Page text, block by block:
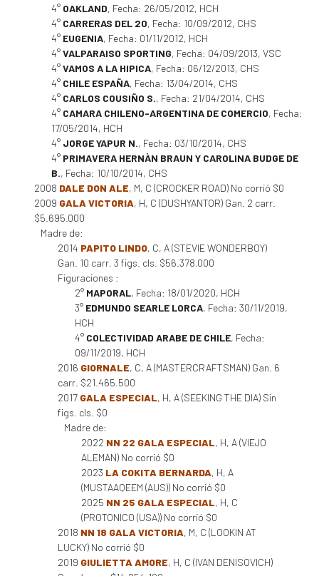
4° OAKLAND, Fecha: 26/05/2012, HCH
4° CARRERAS DEL 20, Fecha: 10/09/2012, CHS
4° EUGENIA, Fecha: 01/11/2012, HCH
4°VALPARAISO SPORTING, Fecha: 04/09/2013, VSC
4°VAMOS A LA HIPICA, Fecha: 06/12/2013, CHS
4° CHILE ESPAÑA, Fecha: 13/04/2014, CHS
4° CARLOS COUSIÑO S., Fecha: 21/04/2014, CHS
4° CAMARA CHILENO-ARGENTINA DE COMERCIO, Fecha:
17/05/2014, HCH
4° JORGE YAPUR N., Fecha: 03/10/2014, CHS
4° PRIMAVERA HERNÀN BRAUN Y CAROLINA BUDGE DE
B., Fecha: 10/10/2014, CHS
2008 DALE DON ALE, M, C (CROCKER ROAD) No corrió $0
2009 GALA VICTORIA, H, C (DUSHYANTOR) Gan. 2 carr.
$5.695.000
Madre de:
2014 PAPITO LINDO, C, A (STEVIE WONDERBOY)
Gan. 10 carr. 3 figs. cls. $56.378.000
Figuraciones :
2° MAPORAL, Fecha: 18/01/2020, HCH
3° EDMUNDO SEARLE LORCA, Fecha: 30/11/2019,
HCH
4° COLECTIVIDAD ARABE DE CHILE, Fecha:
09/11/2019, HCH
2016 GIORNALE, C, A (MASTERCRAFTSMAN) Gan. 6
carr. $21.465.500
2017 GALA ESPECIAL, H, A (SEEKING THE DIA) Sin
figs. cls. $0
Madre de:
2022 NN 22 GALA ESPECIAL, H, A (VIEJO
ALEMAN) No corrió $0
2023 LA COKITA BERNARDA, H, A
(MUSTAAQEEM (AUS)) No corrió $0
2025 NN 25 GALA ESPECIAL, H, C
(PROTONICO (USA)) No corrió $0
2018 NN 18 GALA VICTORIA, M, C (LOOKIN AT
LUCKY) No corrió $0
2019 GIULIETTA AMORE, H, C (IVAN DENISOVICH)